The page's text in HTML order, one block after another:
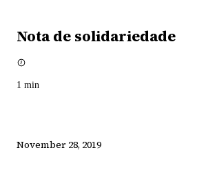
Nota de solidariedade
1 min
November 28, 2019